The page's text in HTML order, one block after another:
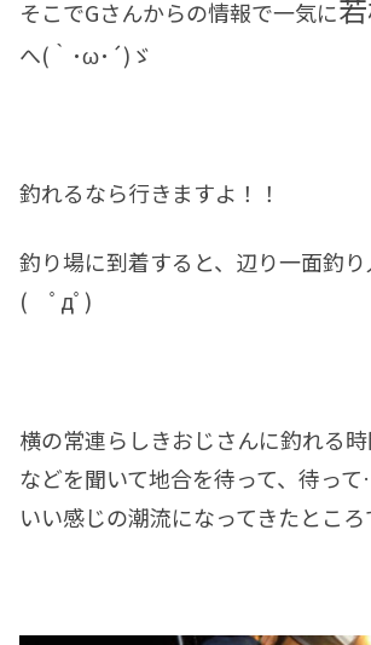
そこでGさんからの情報で一気に
へ(｀･ω･´)ゞ
釣れるなら行きますよ！！
釣り場に到着すると、辺り一面釣
( ﾟдﾟ)
横の常連らしきおじさんに釣れる
などを聞いて地合を待って、待っ
いい感じの潮流になってきたところ